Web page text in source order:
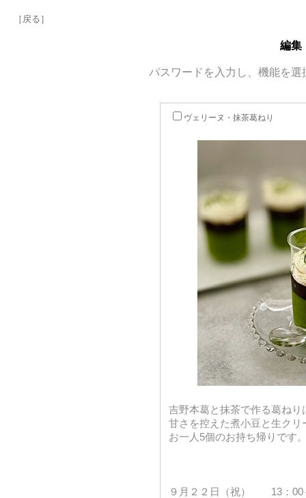
［戻る］
編集
パスワードを入力し、機能を
ヴェリーヌ・抹茶葛ねり
吉野本葛と抹茶で作る葛ね
甘さを控えた煮小豆と生ク
お一人5個のお持ち帰りです
９月２２日（祝） 13